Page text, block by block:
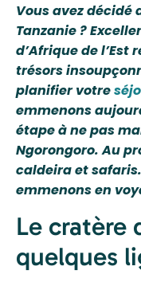
Vous avez décidé
Tanzanie ?
d’Afrique de l’Est
trésors
planifier votre
emmenons
étape à ne pas
Ngorongoro. Au
caldeira et
emmenons en
Le cratère
quelques